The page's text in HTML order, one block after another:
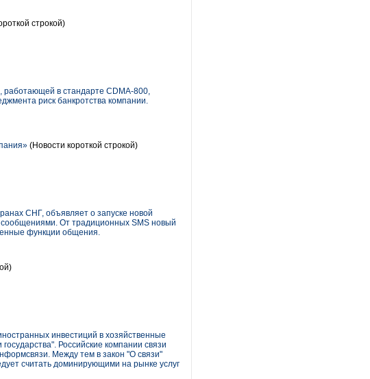
строкой)
в стандарте CDMA-800,
риск банкротства компании.
(Новости короткой строкой)
СНГ, объявляет о запуске новой
От традиционных SMS новый
функции общения.
инвестиций в хозяйственные
Российские компании связи
Между тем в закон "О связи"
считать доминирующими на рынке услуг